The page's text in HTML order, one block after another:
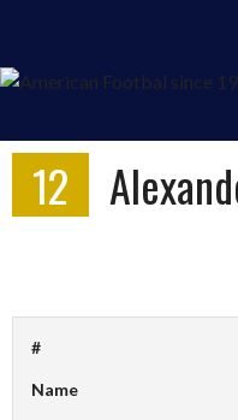
Inhalt
12
#
Name